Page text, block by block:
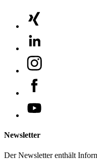
Newsletter
Der Newsletter enthält